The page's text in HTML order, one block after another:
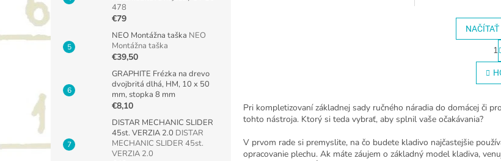
478
€79
NEO Montážna taška NEO
Montážna taška
€39,50
GRAPHITE Frézka na drevo
dvojbritá dlhá, HM, 10 x 50
mm, stopka 8 mm
€8,10
DISTAR MECHANIC SLIDER
45st. VERZIA 2.0 DISTAR
MECHANIC SLIDER 45st.
VERZIA 2.0
1
Pri kompletizovaní základnej sady ručného náradia do domácej či
tohto nástroja. Ktorý si teda vybrať, aby splnil vaše očakávania?
V prvom rade si premyslite, na čo budete kladivo najčastejšie
opracovanie plechu. Ak máte záujem o základný model kladiva,